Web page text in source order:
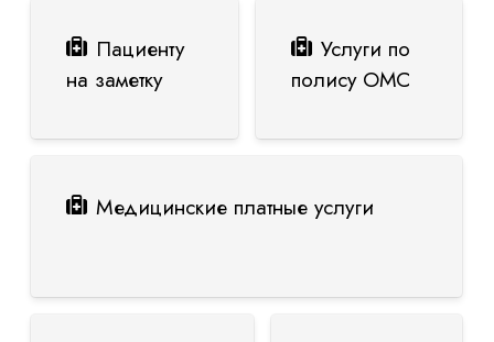
Пациенту
на заметку
Услуги по
полису ОМС
Медицинские платные услуги